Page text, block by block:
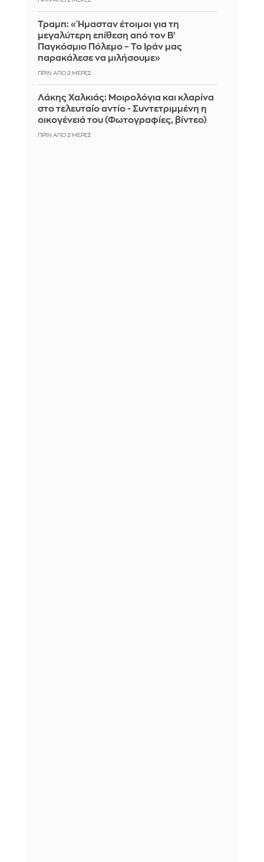
Τραμπ: «Ήμασταν έτοιμοι για τη
μεγαλύτερη επίθεση από τον Β’
Παγκόσμιο Πόλεμο – Το Ιράν μας
παρακάλεσε να μιλήσουμε»
ΠΡΙΝ ΑΠΌ 2 ΜΈΡΕΣ
Λάκης Χαλκιάς: Mοιρολόγια και κλαρίνα
στο τελευταίο αντίο - Συντετριμμένη η
οικογένειά του (Φωτογραφίες, βίντεο)
ΠΡΙΝ ΑΠΌ 2 ΜΈΡΕΣ